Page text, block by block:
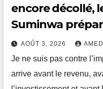
encore décollé,
Suminwa
AOÛT 3, 2026
Je ne suis pas contre
arrive avant le revenu,